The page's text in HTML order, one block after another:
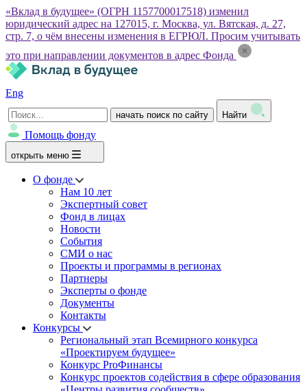
«Вклад в будущее» (ОГРН 1157700017518) изменил
юридический адрес на 127015, г. Москва, ул. Вятская, д. 27,
стр. 7, о чём внесены изменения в ЕГРЮЛ. Просим учитывать
это при направлении документов в адрес Фонда
Eng
начать поиск по сайту Найти
Помощь фонду
открыть меню
О фонде
Нам 10 лет
Экспертный совет
Фонд в лицах
Новости
События
СМИ о нас
Проекты и программы в регионах
Партнеры
Эксперты о фонде
Документы
Контакты
Конкурсы
Региональный этап Всемирного конкурса
«Проектируем будущее»
Конкурс ProФинансы
Конкурс проектов содействия в сфере образования